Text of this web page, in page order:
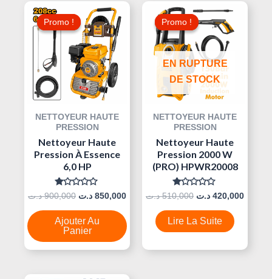
Promo !
Promo !
NETTOYEUR HAUTE
PRESSION
Nettoyeur Haute
Pression À Essence
6,0 HP
Note
Sur
5
900,000 د.ت
Prix
Initial
Était :
850,000 د.ت
Le
850,000 د.ت.
Ajouter Au
Panier
Promo !
EN RUPTURE
DE STOCK
Promo !
NETTOYEUR HAUTE
PRESSION
Nettoyeur Haute
Pression 2000 W
(PRO) HPWR20008
Note
Sur
5
510,000 د.ت
Prix
Initial
Était :
420,000 د.ت
Le
Lire La Suite